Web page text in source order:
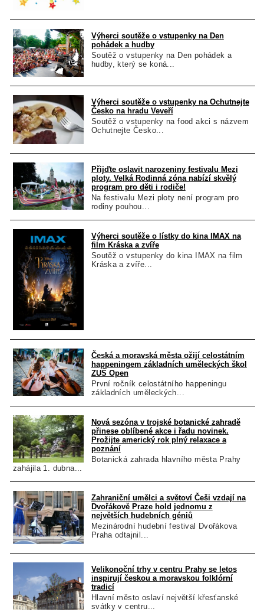
Výherci soutěže o vstupenky na Den
pohádek a hudby
Soutěž o vstupenky na Den pohádek a
hudby, který se koná...
Výherci soutěže o vstupenky na Ochutnejte
Česko na hradu Veveří
Soutěž o vstupenky na food akci s názvem
Ochutnejte Česko...
Přijďte oslavit narozeniny festivalu Mezi
ploty. Velká Rodinná zóna nabízí skvělý
program pro děti i rodiče!
Na festivalu Mezi ploty není program pro
rodiny pouhou...
Výherci soutěže o lístky do kina IMAX na
film Kráska a zvíře
Soutěž o vstupenky do kina IMAX na film
Kráska a zvíře...
Česká a moravská města ožijí celostátním
happeningem základních uměleckých škol
ZUŠ Open
První ročník celostátního happeningu
základních uměleckých...
Nová sezóna v trojské botanické zahradě
přinese oblíbené akce i řadu novinek.
Prožijte americký rok plný relaxace a
poznání
Botanická zahrada hlavního města Prahy
zahájila 1. dubna...
Zahraniční umělci a světoví Češi vzdají na
Dvořákově Praze hold jednomu z
největších hudebních géniů
Mezinárodní hudební festival Dvořákova
Praha odtajnil...
Velikonoční trhy v centru Prahy se letos
inspirují českou a moravskou folklórní
tradicí
Hlavní město oslaví největší křesťanské
svátky v centru...